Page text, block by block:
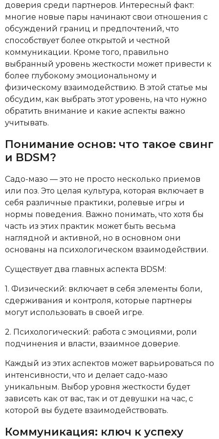
доверия среди партнеров. Интересный факт:
многие новые пары начинают свои отношения с
обсуждений границ и предпочтений, что
способствует более открытой и честной
коммуникации. Кроме того, правильно
выбранный уровень жесткости может привести к
более глубокому эмоциональному и
физическому взаимодействию. В этой статье мы
обсудим, как выбрать этот уровень, на что нужно
обратить внимание и какие аспекты важно
учитывать.
Понимание основ: что такое свинг
и BDSM?
Садо-мазо — это не просто несколько приемов
или поз. Это целая культура, которая включает в
себя различные практики, ролевые игры и
нормы поведения. Важно понимать, что хотя бы
часть из этих практик может быть весьма
наглядной и активной, но в основном они
основаны на психологическом взаимодействии.
Существует два главных аспекта BDSM:
1. Физический: включает в себя элементы боли,
сдерживания и контроля, которые партнеры
могут использовать в своей игре.
2. Психологический: работа с эмоциями, роли
подчинения и власти, взаимное доверие.
Каждый из этих аспектов может варьироваться по
интенсивности, что и делает садо-мазо
уникальным. Выбор уровня жесткости будет
зависеть как от вас, так и от девушки на час, с
которой вы будете взаимодействовать.
Коммуникация: ключ к успеху